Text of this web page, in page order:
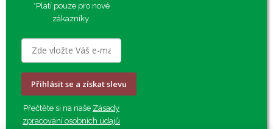
*Platí pouze pro nové
zákazníky.
Přihlásit se a získat slevu
Přečtěte si na naše Zásady
zpracování osobních údajů